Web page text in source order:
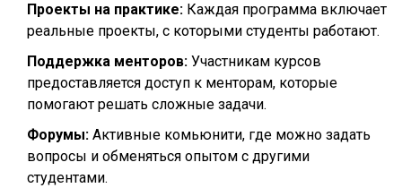
Проекты на практике: Каждая программа включает
реальные проекты, с которыми студенты работают.
Поддержка менторов: Участникам курсов
предоставляется доступ к менторам, которые
помогают решать сложные задачи.
Форумы: Активные комьюнити, где можно задать
вопросы и обменяться опытом с другими
студентами.